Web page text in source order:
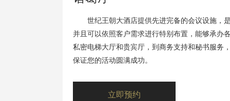
世纪王朝大酒店提供先进完备的会议设施，
并且可以依照客户需求进行特别布置，能够承办
私密电梯大厅和贵宾厅，到商务支持和秘书服务
保证您的活动圆满成功。
立即预约